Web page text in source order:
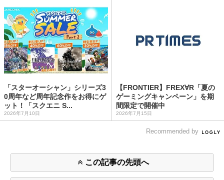
「スターオーシャン」シリーズ3
0周年など周年記念作をお得にゲ
ット！「スクエニ S...
2026年7月10日
【FRONTIER】FREX∀R「夏の
ゲーミングキャンペーン」を期
間限定で開催中
2026年7月15日
Recommended by
この記事の先頭へ